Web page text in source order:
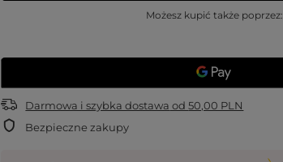
Możesz kupić także poprzez:
Darmowa i szybka dostawa od50,00 PLN
Bezpieczne zakupy